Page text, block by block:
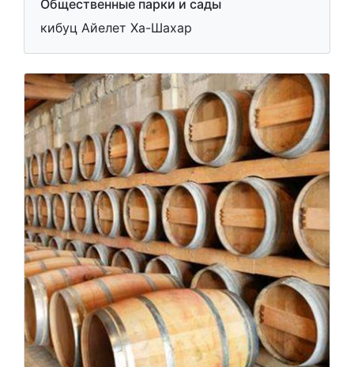
Общественные парки и сады
кибуц Айелет Ха-Шахар